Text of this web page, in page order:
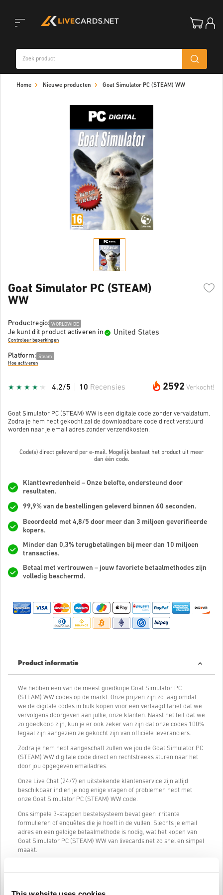
Home Nieuwe producten Goat Simulator PC (STEAM) WW
Goat Simulator PC (STEAM)
WW
Productregio: WORLDWIDE
Je kunt dit product activeren in United States
Controleer beperkingen
Platform: Steam
Hoe activeren
2592 Verkocht!
4,2/5 10 Recensies
Goat Simulator PC (STEAM) WW is een digitale code zonder vervaldatum.
Zodra je hem hebt gekocht zal de downloadbare code direct verstuurd
worden naar je email adres zonder verzendkosten.
Code(s) direct geleverd per e-mail. Mogelijk bestaat het product uit meer
dan één code.
Klanttevredenheid – Onze belofte, ondersteund door
resultaten.
99,9% van de bestellingen geleverd binnen 60 seconden.
Beoordeeld met 4,8/5 door meer dan 3 miljoen geverifieerde
kopers.
Minder dan 0,3% terugbetalingen bij meer dan 10 miljoen
transacties.
Betaal met vertrouwen – jouw favoriete betaalmethodes zijn
volledig beschermd.
Product informatie
We hebben een van de meest goedkope Goat Simulator PC
(STEAM) WW codes op de markt. Onze prijzen zijn zo laag omdat
we de digitale codes in bulk kopen voor een verlaagd tarief dat we
vervolgens doorgeven aan jullie, onze klanten. Naast het feit dat we
zo goedkoop zijn, kun je er ook zeker van zijn dat onze codes 100%
legaal zijn aangezien ze gekocht zijn van officiële leveranciers.
Zodra je hem hebt aangeschaft zullen we jou de Goat Simulator PC
(STEAM) WW digitale code direct en rechtstreeks sturen naar het
door jou opgegeven emailadres.
Onze Live Chat (24/7) en uitstekende klantenservice zijn altijd
beschikbaar indien je nog enige vragen of problemen hebt met
onze Goat Simulator PC (STEAM) WW code.
Ons simpele 3-stappen bestelsysteem bevat geen irritante
formulieren of enquêtes die je hoeft in de vullen. Slechts je email
adres en een geldige betaalmethode is nodig, wat het kopen van
Goat Simulator PC (STEAM) WW van livecards.net zo snel en simpel
maakt.